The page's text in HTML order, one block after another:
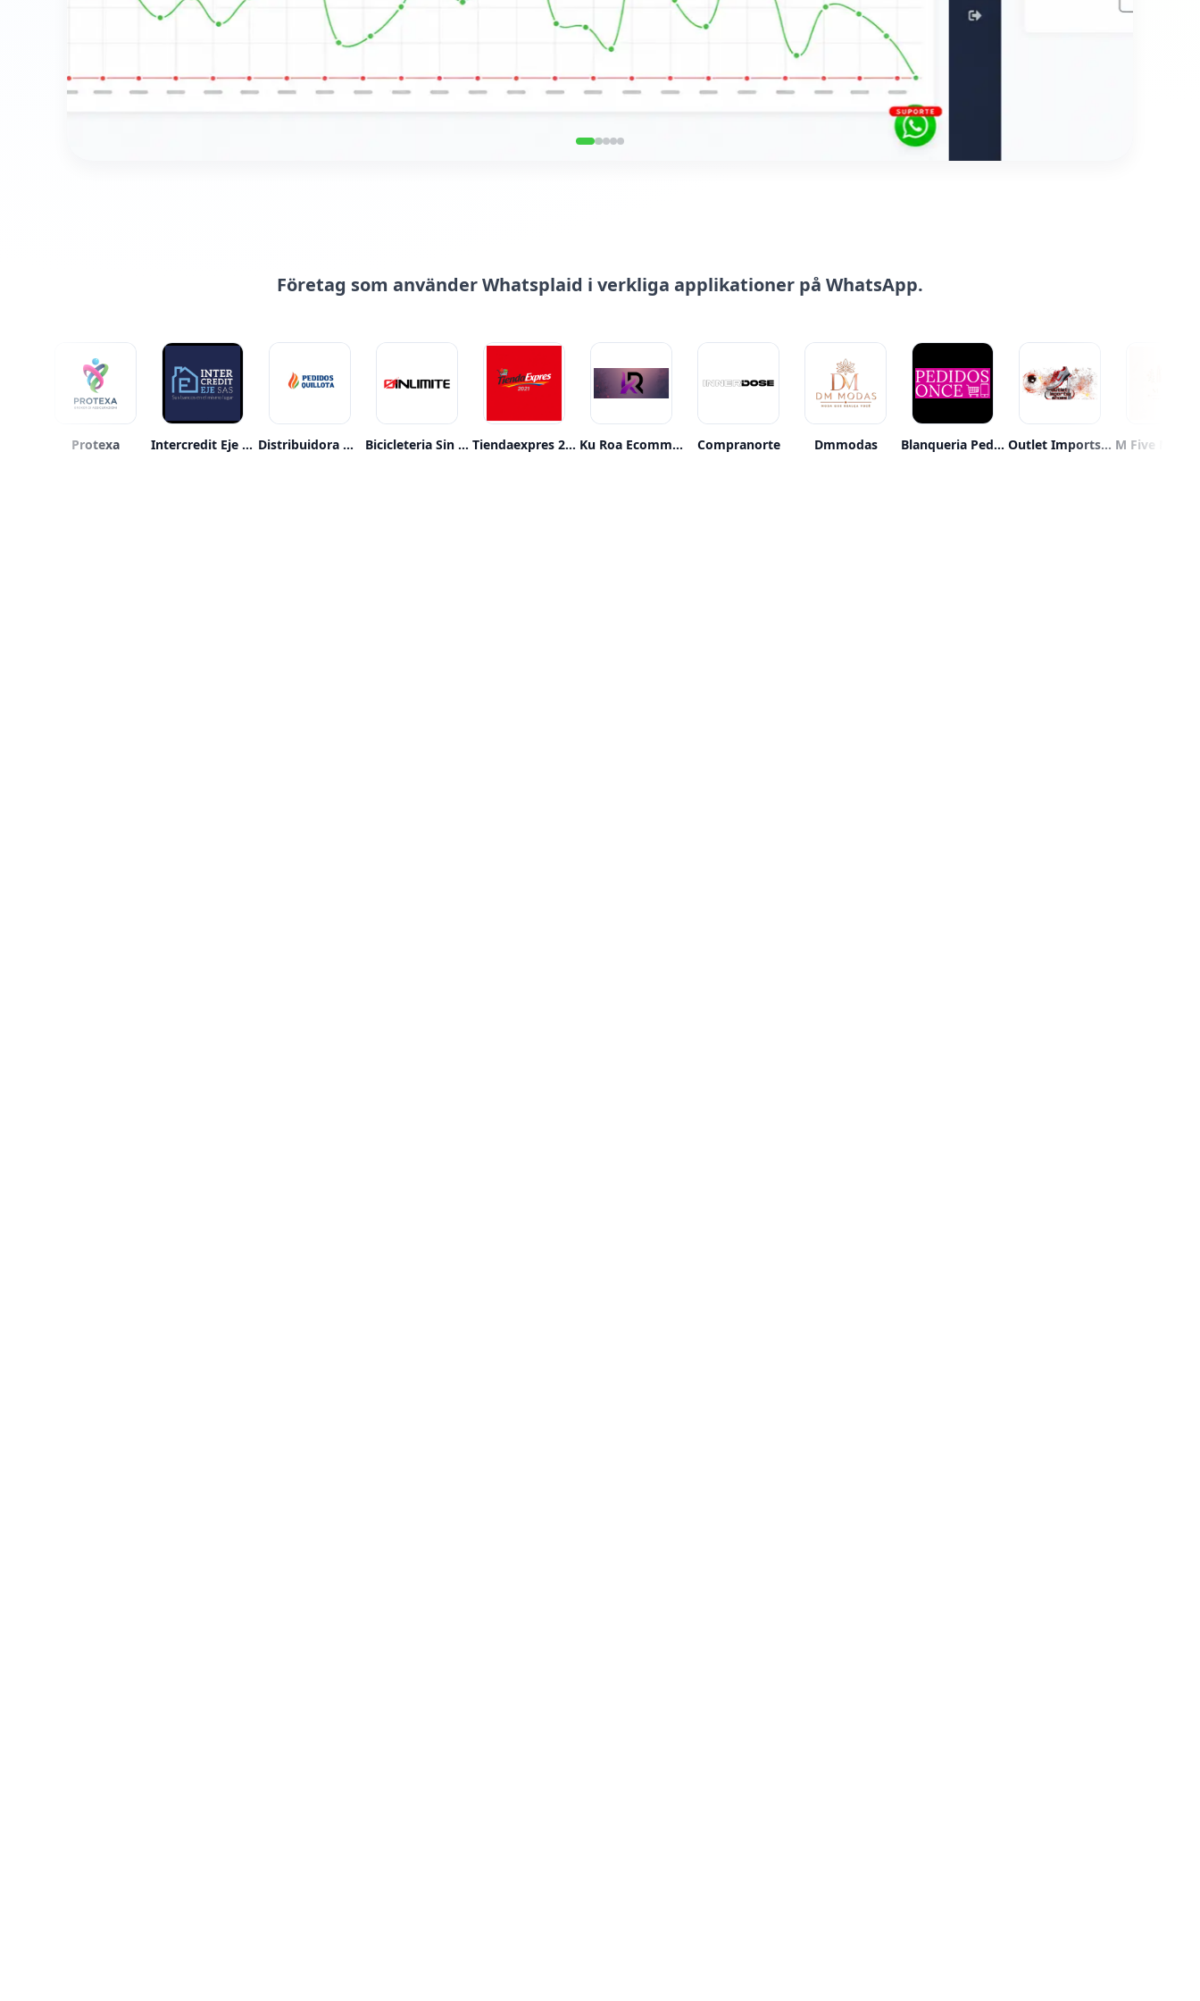
Företag som använder Whatsplaid i verkliga applikationer på WhatsApp.
Protexa Intercredit Eje S.a.s. Distribuidora Abastible Bicicleteria Sin Limite Tiendaexpres 2021 Ku Roa Ecommerce Compranorte Dmmodas Blanqueria Pedidos Once Outlet Imports Shoes